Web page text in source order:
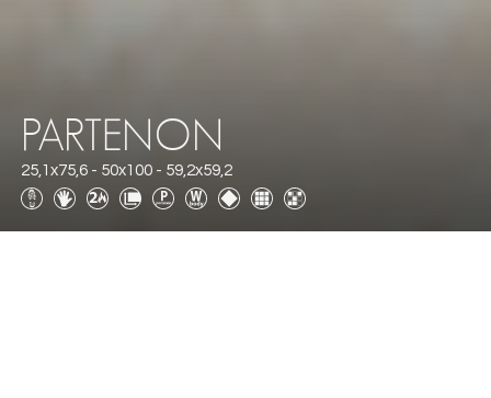
PARTENON
25,1x75,6 - 50x100 - 59,2x59,2